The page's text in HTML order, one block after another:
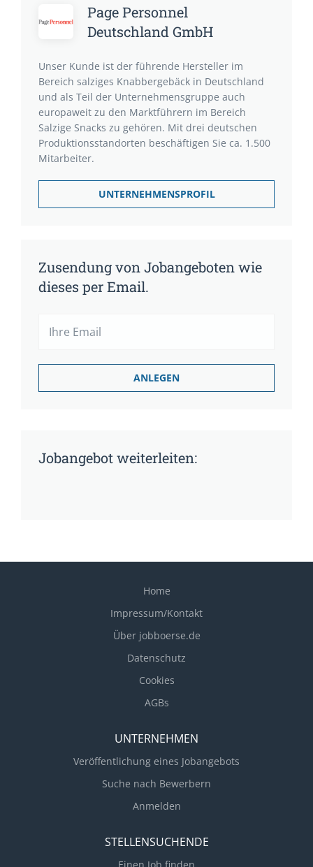
Page Personnel
Deutschland GmbH
Unser Kunde ist der führende Hersteller im
Bereich salziges Knabbergebäck in Deutschland
und als Teil der Unternehmensgruppe auch
europaweit zu den Marktführern im Bereich
Salzige Snacks zu gehören. Mit drei deutschen
Produktionsstandorten beschäftigen Sie ca. 1.500
Mitarbeiter.
UNTERNEHMENSPROFIL
Zusendung von Jobangeboten wie
dieses per Email.
Jobangebot weiterleiten:
Home
Impressum/Kontakt
Über jobboerse.de
Datenschutz
Cookies
AGBs
UNTERNEHMEN
Veröffentlichung eines Jobangebots
Suche nach Bewerbern
Anmelden
STELLENSUCHENDE